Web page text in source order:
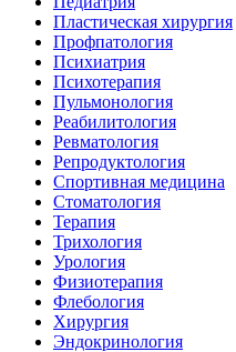
Пластическая хирургия
Профпатология
Психиатрия
Психотерапия
Пульмонология
Реабилитология
Ревматология
Репродуктология
Спортивная медицина
Стоматология
Терапия
Трихология
Урология
Физиотерапия
Флебология
Хирургия
Эндокринология